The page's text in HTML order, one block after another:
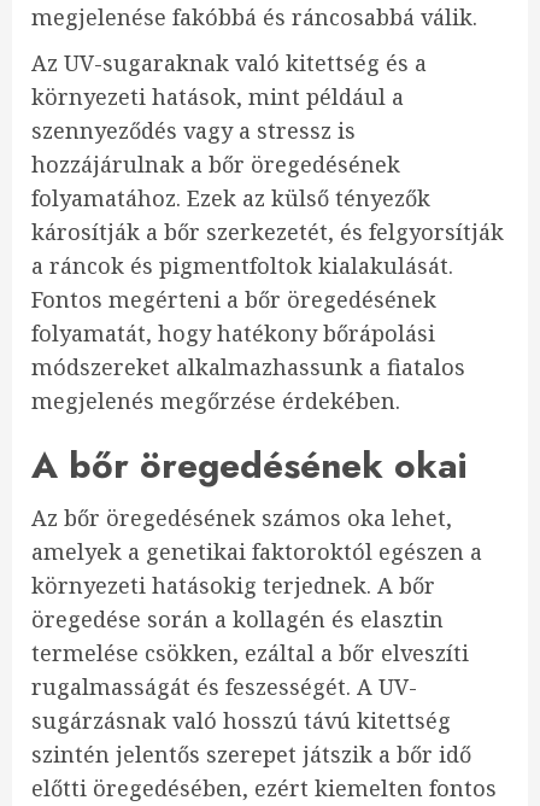
megjelenése fakóbbá és ráncosabbá válik.
Az UV-sugaraknak való kitettség és a
környezeti hatások, mint például a
szennyeződés vagy a stressz is
hozzájárulnak a bőr öregedésének
folyamatához. Ezek az külső tényezők
károsítják a bőr szerkezetét, és felgyorsítják
a ráncok és pigmentfoltok kialakulását.
Fontos megérteni a bőr öregedésének
folyamatát, hogy hatékony bőrápolási
módszereket alkalmazhassunk a fiatalos
megjelenés megőrzése érdekében.
A bőr öregedésének okai
Az bőr öregedésének számos oka lehet,
amelyek a genetikai faktoroktól egészen a
környezeti hatásokig terjednek. A bőr
öregedése során a kollagén és elasztin
termelése csökken, ezáltal a bőr elveszíti
rugalmasságát és feszességét. A UV-
sugárzásnak való hosszú távú kitettség
szintén jelentős szerepet játszik a bőr idő
előtti öregedésében, ezért kiemelten fontos